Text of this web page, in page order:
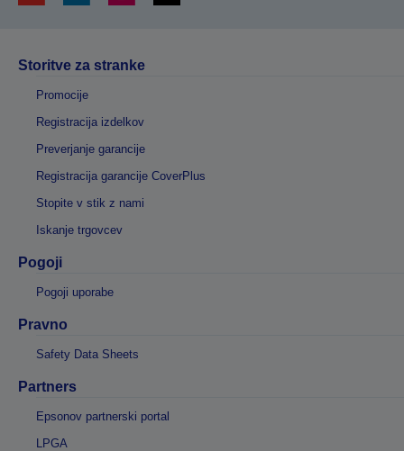
Storitve za stranke
Promocije
Registracija izdelkov
Preverjanje garancije
Registracija garancije CoverPlus
Stopite v stik z nami
Iskanje trgovcev
Pogoji
Pogoji uporabe
Pravno
Safety Data Sheets
Partners
Epsonov partnerski portal
LPGA